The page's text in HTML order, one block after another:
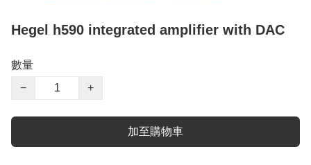
Hegel h590 integrated amplifier with DAC
數量
−
+
加至購物車